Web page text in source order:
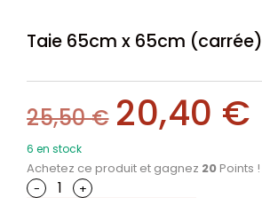
Taie 65cm x 65cm (carrée)
25,50€ 20,40 €
6 en stock
Achetez ce produit et gagnez 20 Points !
-
+